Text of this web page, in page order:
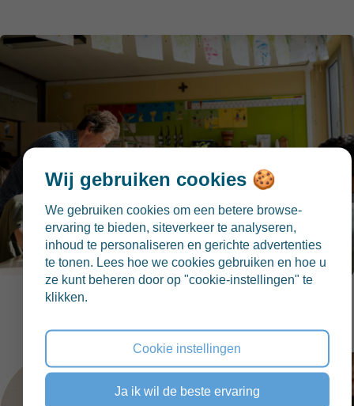
Wij gebruiken cookies 🍪
We gebruiken cookies om een betere browse-
ervaring te bieden, siteverkeer te analyseren,
inhoud te personaliseren en gerichte advertenties
te tonen. Lees hoe we cookies gebruiken en hoe u
ze kunt beheren door op "cookie-instellingen" te
klikken.
Cookie instellingen
Ja ik wil de beste ervaring